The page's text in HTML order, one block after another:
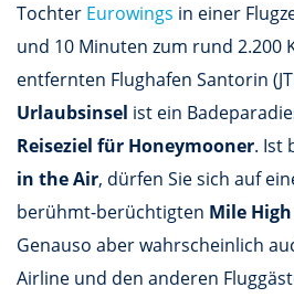
Tochter Eurowings in einer
und 10 Minuten zum rund 2.200
entfernten Flughafen Santorin
Urlaubsinsel ist ein
Reiseziel für Honeymooner. Ist
in the Air, dürfen Sie sich auf
berühmt-berüchtigten Mile
Genauso aber wahrscheinlich
Airline und den anderen